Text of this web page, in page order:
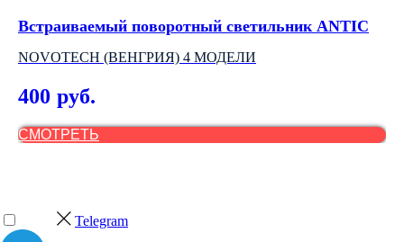
Встраиваемый поворотный светильник ANTIC
NOVOTECH (ВЕНГРИЯ) 4 МОДЕЛИ
400 руб.
СМОТРЕТЬ
Telegram